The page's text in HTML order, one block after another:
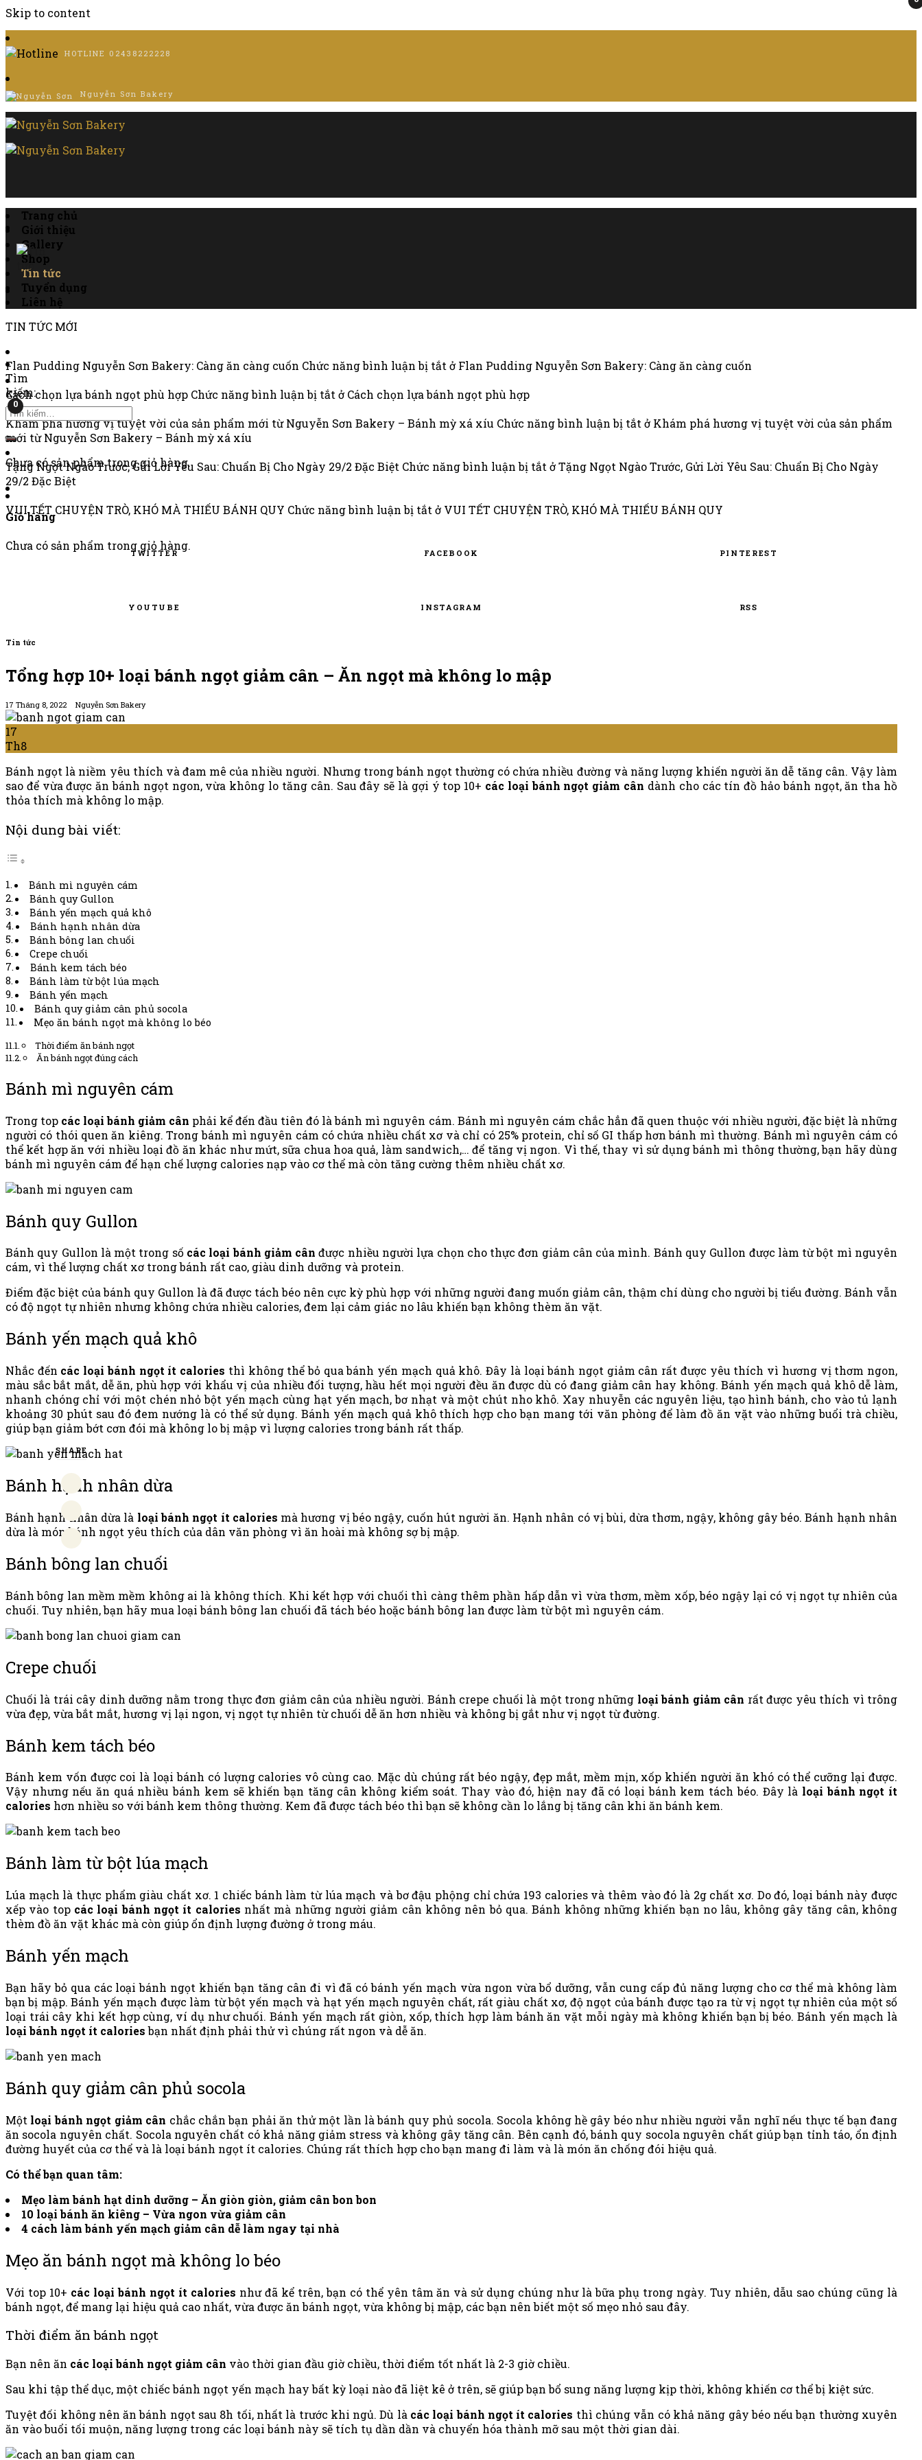
Skip to content
HOTLINE 02438222228
Nguyễn Sơn Bakery
Tìm
kiếm:
0
Chưa có sản phẩm trong giỏ hàng.
Giỏ hàng
Chưa có sản phẩm trong giỏ hàng.
Trang chủ
Giới thiệu
Gallery
Shop
Tin tức
Tuyển dụng
Liên hệ
SHARE
TIN TỨC MỚI
Flan Pudding Nguyễn Sơn Bakery: Càng ăn càng cuốn Chức năng bình luận bị tắt ở Flan Pudding Nguyễn Sơn Bakery: Càng ăn càng cuốn
Cách chọn lựa bánh ngọt phù hợp Chức năng bình luận bị tắt ở Cách chọn lựa bánh ngọt phù hợp
Khám phá hương vị tuyệt vời của sản phẩm mới từ Nguyễn Sơn Bakery – Bánh mỳ xá xíu Chức năng bình luận bị tắt ở Khám phá hương vị tuyệt vời của sản phẩm
mới từ Nguyễn Sơn Bakery – Bánh mỳ xá xíu
Tặng Ngọt Ngào Trước, Gửi Lời Yêu Sau: Chuẩn Bị Cho Ngày 29/2 Đặc Biệt Chức năng bình luận bị tắt ở Tặng Ngọt Ngào Trước, Gửi Lời Yêu Sau: Chuẩn Bị Cho Ngày
29/2 Đặc Biệt
VUI TẾT CHUYỆN TRÒ, KHÓ MÀ THIẾU BÁNH QUY Chức năng bình luận bị tắt ở VUI TẾT CHUYỆN TRÒ, KHÓ MÀ THIẾU BÁNH QUY
TWITTER FACEBOOK PINTEREST
YOUTUBE INSTAGRAM RSS
Tin tức
Tổng hợp 10+ loại bánh ngọt giảm cân – Ăn ngọt mà không lo mập
17 Tháng 8, 2022 Nguyễn Sơn Bakery
17
Th8
Bánh ngọt là niềm yêu thích và đam mê của nhiều người. Nhưng trong bánh ngọt thường có chứa nhiều đường và năng lượng khiến người ăn dễ tăng cân. Vậy làm
sao để vừa được ăn bánh ngọt ngon, vừa không lo tăng cân. Sau đây sẽ là gợi ý top 10+ các loại bánh ngọt giảm cân dành cho các tín đồ hảo bánh ngọt, ăn tha hồ
thỏa thích mà không lo mập.
Nội dung bài viết:
Bánh mì nguyên cám
Bánh quy Gullon
Bánh yến mạch quả khô
Bánh hạnh nhân dừa
Bánh bông lan chuối
Crepe chuối
Bánh kem tách béo
Bánh làm từ bột lúa mạch
Bánh yến mạch
Bánh quy giảm cân phủ socola
Mẹo ăn bánh ngọt mà không lo béo
Thời điểm ăn bánh ngọt
Ăn bánh ngọt đúng cách
Bánh mì nguyên cám
Trong top các loại bánh giảm cân phải kể đến đầu tiên đó là bánh mì nguyên cám. Bánh mì nguyên cám chắc hẳn đã quen thuộc với nhiều người, đặc biệt là những
người có thói quen ăn kiêng. Trong bánh mì nguyên cám có chứa nhiều chất xơ và chỉ có 25% protein, chỉ số GI thấp hơn bánh mì thường. Bánh mì nguyên cám có
thể kết hợp ăn với nhiều loại đồ ăn khác như mứt, sữa chua hoa quả, làm sandwich,… để tăng vị ngon. Vì thế, thay vì sử dụng bánh mì thông thường, bạn hãy dùng
bánh mì nguyên cám để hạn chế lượng calories nạp vào cơ thể mà còn tăng cường thêm nhiều chất xơ.
Bánh quy Gullon
Bánh quy Gullon là một trong sốcác loại bánh giảm cân được nhiều người lựa chọn cho thực đơn giảm cân của mình. Bánh quy Gullon được làm từ bột mì nguyên
cám, vì thế lượng chất xơ trong bánh rất cao, giàu dinh dưỡng và protein.
Điểm đặc biệt của bánh quy Gullon là đã được tách béo nên cực kỳ phù hợp với những người đang muốn giảm cân, thậm chí dùng cho người bị tiểu đường. Bánh vẫn
có độ ngọt tự nhiên nhưng không chứa nhiều calories, đem lại cảm giác no lâu khiến bạn không thèm ăn vặt.
Bánh yến mạch quả khô
Nhắc đến các loại bánh ngọt ít calories thì không thể bỏ qua bánh yến mạch quả khô. Đây là loại bánh ngọt giảm cân rất được yêu thích vì hương vị thơm ngon,
màu sắc bắt mắt, dễ ăn, phù hợp với khẩu vị của nhiều đối tượng, hầu hết mọi người đều ăn được dù có đang giảm cân hay không. Bánh yến mạch quả khô dễ làm,
nhanh chóng chỉ với một chén nhỏ bột yến mạch cùng hạt yến mạch, bơ nhạt và một chút nho khô. Xay nhuyễn các nguyên liệu, tạo hình bánh, cho vào tủ lạnh
khoảng 30 phút sau đó đem nướng là có thể sử dụng. Bánh yến mạch quả khô thích hợp cho bạn mang tới văn phòng để làm đồ ăn vặt vào những buổi trà chiều,
giúp bạn giảm bớt cơn đói mà không lo bị mập vì lượng calories trong bánh rất thấp.
Bánh hạnh nhân dừa
Bánh hạnh nhân dừa là loại bánh ngọt ít calories mà hương vị béo ngậy, cuốn hút người ăn. Hạnh nhân có vị bùi, dừa thơm, ngậy, không gây béo. Bánh hạnh nhân
dừa là món bánh ngọt yêu thích của dân văn phòng vì ăn hoài mà không sợ bị mập.
Bánh bông lan chuối
Bánh bông lan mềm mềm không ai là không thích. Khi kết hợp với chuối thì càng thêm phần hấp dẫn vì vừa thơm, mềm xốp, béo ngậy lại có vị ngọt tự nhiên của
chuối. Tuy nhiên, bạn hãy mua loại bánh bông lan chuối đã tách béo hoặc bánh bông lan được làm từ bột mì nguyên cám.
Crepe chuối
Chuối là trái cây dinh dưỡng nằm trong thực đơn giảm cân của nhiều người. Bánh crepe chuối là một trong những loại bánh giảm cân rất được yêu thích vì trông
vừa đẹp, vừa bắt mắt, hương vị lại ngon, vị ngọt tự nhiên từ chuối dễ ăn hơn nhiều và không bị gắt như vị ngọt từ đường.
Bánh kem tách béo
Bánh kem vốn được coi là loại bánh có lượng calories vô cùng cao. Mặc dù chúng rất béo ngậy, đẹp mắt, mềm mịn, xốp khiến người ăn khó có thể cưỡng lại được.
Vậy nhưng nếu ăn quá nhiều bánh kem sẽ khiến bạn tăng cân không kiểm soát. Thay vào đó, hiện nay đã có loại bánh kem tách béo. Đây là loại bánh ngọt ít
calories hơn nhiều so với bánh kem thông thường. Kem đã được tách béo thì bạn sẽ không cần lo lắng bị tăng cân khi ăn bánh kem.
Bánh làm từ bột lúa mạch
Lúa mạch là thực phẩm giàu chất xơ. 1 chiếc bánh làm từ lúa mạch và bơ đậu phộng chỉ chứa 193 calories và thêm vào đó là 2g chất xơ. Do đó, loại bánh này được
xếp vào top các loại bánh ngọt ít calories nhất mà những người giảm cân không nên bỏ qua. Bánh không những khiến bạn no lâu, không gây tăng cân, không
thèm đồ ăn vặt khác mà còn giúp ổn định lượng đường ở trong máu.
Bánh yến mạch
Bạn hãy bỏ qua các loại bánh ngọt khiến bạn tăng cân đi vì đã có bánh yến mạch vừa ngon vừa bổ dưỡng, vẫn cung cấp đủ năng lượng cho cơ thể mà không làm
bạn bị mập. Bánh yến mạch được làm từ bột yến mạch và hạt yến mạch nguyên chất, rất giàu chất xơ, độ ngọt của bánh được tạo ra từ vị ngọt tự nhiên của một số
loại trái cây khi kết hợp cùng, ví dụ như chuối. Bánh yến mạch rất giòn, xốp, thích hợp làm bánh ăn vặt mỗi ngày mà không khiến bạn bị béo. Bánh yến mạch là
loại bánh ngọt ít caloriesbạn nhất định phải thử vì chúng rất ngon và dễ ăn.
Bánh quy giảm cân phủ socola
Một loại bánh ngọt giảm cân chắc chắn bạn phải ăn thử một lần là bánh quy phủ socola. Socola không hề gây béo như nhiều người vẫn nghĩ nếu thực tế bạn đang
ăn socola nguyên chất. Socola nguyên chất có khả năng giảm stress và không gây tăng cân. Bên cạnh đó, bánh quy socola nguyên chất giúp bạn tỉnh táo, ổn định
đường huyết của cơ thể và là loại bánh ngọt ít calories. Chúng rất thích hợp cho bạn mang đi làm và là món ăn chống đói hiệu quả.
Có thể bạn quan tâm:
Mẹo làm bánh hạt dinh dưỡng – Ăn giòn giòn, giảm cân bon bon
10 loạibánh ăn kiêng – Vừa ngon vừa giảm cân
4 cách làm bánh yến mạch giảm cân dễ làm ngay tại nhà
Mẹo ăn bánh ngọt mà không lo béo
Với top 10+ các loại bánh ngọt ít calories như đã kể trên, bạn có thể yên tâm ăn và sử dụng chúng như là bữa phụ trong ngày. Tuy nhiên, dẫu sao chúng cũng là
bánh ngọt, để mang lại hiệu quả cao nhất, vừa được ăn bánh ngọt, vừa không bị mập, các bạn nên biết một số mẹo nhỏ sau đây.
Thời điểm ăn bánh ngọt
Bạn nên ăn các loại bánh ngọt giảm cân vào thời gian đầu giờ chiều, thời điểm tốt nhất là 2-3 giờ chiều.
Sau khi tập thể dục, một chiếc bánh ngọt yến mạch hay bất kỳ loại nào đã liệt kê ở trên, sẽ giúp bạn bổ sung năng lượng kịp thời, không khiến cơ thể bị kiệt sức.
Tuyệt đối không nên ăn bánh ngọt sau 8h tối, nhất là trước khi ngủ. Dù là các loại bánh ngọt ít calories thì chúng vẫn có khả năng gây béo nếu bạn thường xuyên
ăn vào buổi tối muộn, năng lượng trong các loại bánh này sẽ tích tụ dần dần và chuyển hóa thành mỡ sau một thời gian dài.